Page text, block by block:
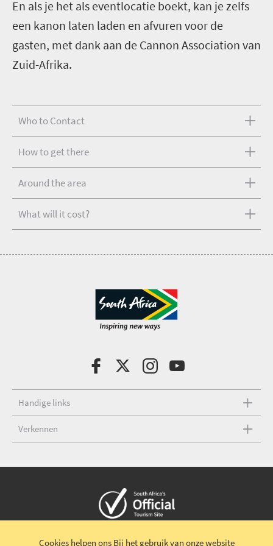
En als je het als eventlocatie boekt, kan je zelfs
een kanon laten laden en afvuren voor de
gasten, met dank aan de Cannon Association van
Zuid-Afrika.
Who to Contact
How to get there
Around the area
What will it cost?
Handige links
Verkennen
Cookies helpen ons Bij het gebruik van onze website